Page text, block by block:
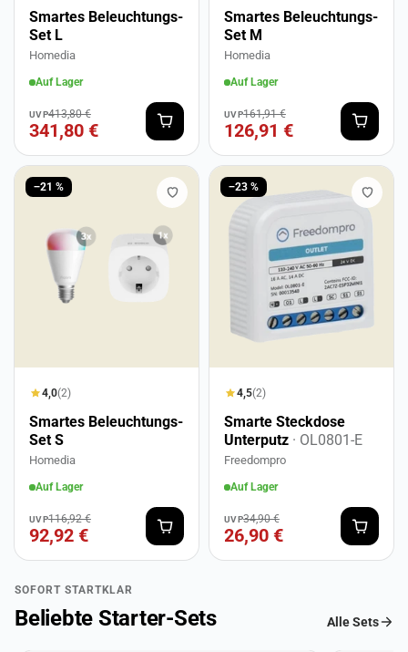
Smartes Beleuchtungs-
Set L
Homedia
Auf Lager
UVP413,80 €
341,80 €
Smartes Beleuchtungs-
Set M
Homedia
Auf Lager
UVP161,91 €
126,91 €
−21 %
4,0(2)
Smartes Beleuchtungs-
Set S
Homedia
Auf Lager
UVP116,92 €
92,92 €
−23 %
4,5(2)
Smarte Steckdose
Unterputz · OL0801-E
Freedompro
Auf Lager
UVP34,90 €
26,90 €
SOFORT STARTKLAR
Beliebte Starter-Sets Alle Sets